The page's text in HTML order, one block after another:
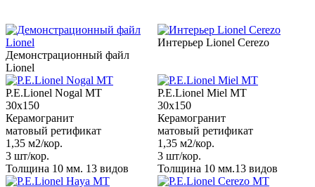
Демонстрационный файл
Lionel
Интерьер Lionel Cerezo
P.E.Lionel Nogal MT
30х150
Керамогранит
матовый ретификат
1,35 м2/кор.
3 шт/кор.
Толщина 10 мм. 13 видов
P.E.Lionel Miel MT
30х150
Керамогранит
матовый ретификат
1,35 м2/кор.
3 шт/кор.
Толщина 10 мм.13 видов